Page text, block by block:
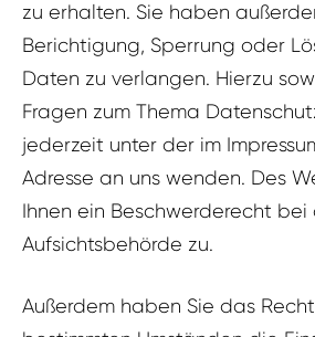
zu erhalten. Sie haben
Berichtigung, Sperrung oder
Daten zu verlangen. Hierzu
Fragen zum Thema
jederzeit unter der im
Adresse an uns wenden. Des
Ihnen ein Beschwerderecht
Aufsichtsbehörde zu.
Außerdem haben Sie das